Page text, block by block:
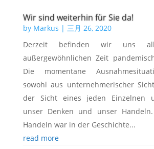
Wir sind weiterhin für Sie da!
by Markus | 三月 26, 2020
Derzeit befinden wir uns
außergewöhnlichen Zeit
Die momentane
sowohl aus unternehmerischer
der Sicht eines jeden Einzelnen
unser Denken und unser Handeln.
Handeln war in der Geschichte...
read more